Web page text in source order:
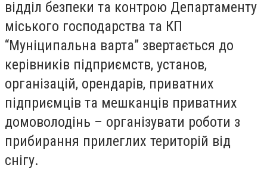
відділ безпеки та контрою Департаменту
міського господарства та КП
“Муніципальна варта” звертається до
керівників підприємств, установ,
організацій, орендарів, приватних
підприємців та мешканців приватних
домоволодінь – організувати роботи з
прибирання прилеглих територій від
снігу.